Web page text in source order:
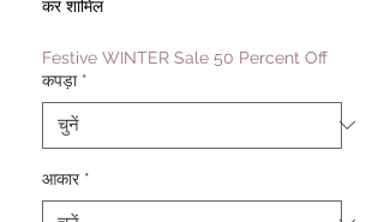
कर शामिल
Festive WINTER Sale 50 Percent Off
कपड़ा *
आकार *